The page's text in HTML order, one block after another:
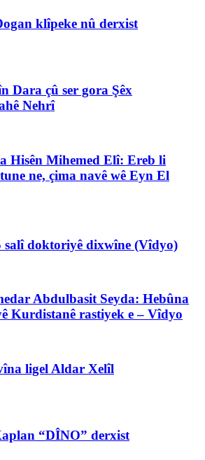
klîpeke nû derxist
Dara çû ser gora Şêx
Nehrî
Hisên Mihemed Elî: Ereb li
ne, çima navê wê Eyn El
salî doktoriyê dixwîne (Vîdyo)
Abdulbasit Seyda: Hebûna
Kurdistanê rastiyek e – Vîdyo
ligel Aldar Xelîl
“DÎNO” derxist